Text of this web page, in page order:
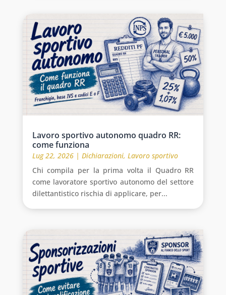
Lavoro sportivo autonomo quadro RR:
come funziona
Lug 22, 2026| Dichiarazioni, Lavoro sportivo
Chi compila per la prima volta il Quadro RR
come lavoratore sportivo autonomo del settore
dilettantistico rischia di applicare, per...